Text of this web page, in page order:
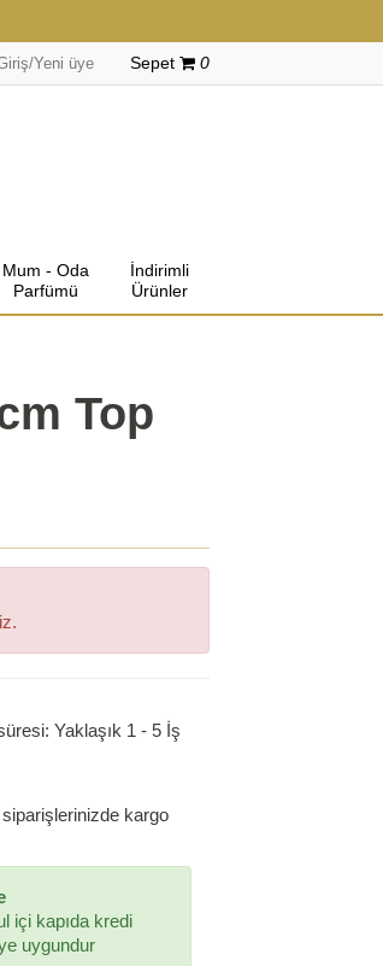
Yeni üye Sepet 0
Mum - Oda
Parfümü
İndirimli
Ürünler
Top
Yaklaşık 1 - 5 İş
kargo
içi kapıda kredi
uygundur